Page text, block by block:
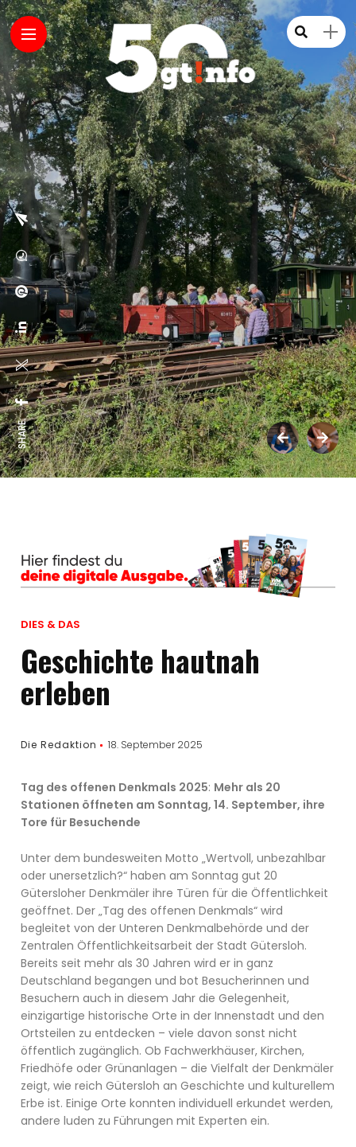
SHARE:
DIES & DAS
Geschichte hautnah
erleben
Die Redaktion 18. September 2025
Tag des offenen Denkmals 2025: Mehr als 20
Stationen öffneten am Sonntag, 14. September, ihre
Tore für Besuchende
Unter dem bundesweiten Motto „Wertvoll, unbezahlbar
oder unersetzlich?“ haben am Sonntag gut 20
Gütersloher Denkmäler ihre Türen für die Öffentlichkeit
geöffnet. Der „Tag des offenen Denkmals“ wird
begleitet von der Unteren Denkmalbehörde und der
Zentralen Öffentlichkeitsarbeit der Stadt Gütersloh.
Bereits seit mehr als 30 Jahren wird er in ganz
Deutschland begangen und bot Besucherinnen und
Besuchern auch in diesem Jahr die Gelegenheit,
einzigartige historische Orte in der Innenstadt und den
Ortsteilen zu entdecken – viele davon sonst nicht
öffentlich zugänglich. Ob Fachwerkhäuser, Kirchen,
Friedhöfe oder Grünanlagen – die Vielfalt der Denkmäler
zeigt, wie reich Gütersloh an Geschichte und kulturellem
Erbe ist. Einige Orte konnten individuell erkundet werden,
andere luden zu Führungen mit Experten ein.